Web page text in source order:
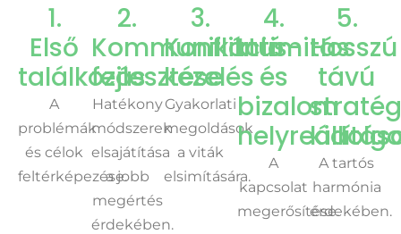
1.
Első
találkozás
A
problémák
és célok
feltérképezése.
2.
Kommunikáció
fejlesztése
Hatékony
módszerek
elsajátítása
a jobb
megértés
érdekében.
3.
Konfliktus-
kezelés
Gyakorlati
megoldások
a viták
elsimítására.
4.
Intimitás
és
bizalom
A
kapcsolat
megerősítése.
5.
Hosszú
távú
A tartós
harmónia
érdekében.